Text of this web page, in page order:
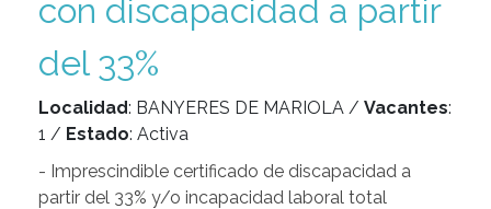
con discapacidad a partir
del 33%
Localidad: BANYERES DE MARIOLA / Vacantes:
1 / Estado: Activa
- Imprescindible certificado de discapacidad a
partir del 33% y/o incapacidad laboral total